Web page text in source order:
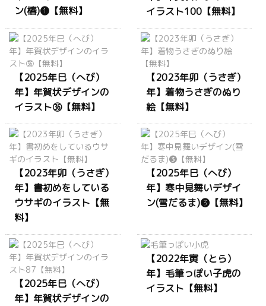
ン(椿)❶【無料】
イラスト100【無料】
【2025年巳（へび）
年】年賀状デザインの
イラスト㊱【無料】
【2023年卯（うさぎ）
年】着物うさぎのぬり
絵【無料】
【2023年卯（うさぎ）
年】書初めをしている
ウサギのイラスト【無
料】
【2025年巳（へび）
年】寒中見舞いデザイ
ン(雪だるま)❸【無料】
【2025年巳（へび）
年】年賀状デザインの
【2022年寅（とら）
年】毛筆っぽい子虎の
イラスト【無料】